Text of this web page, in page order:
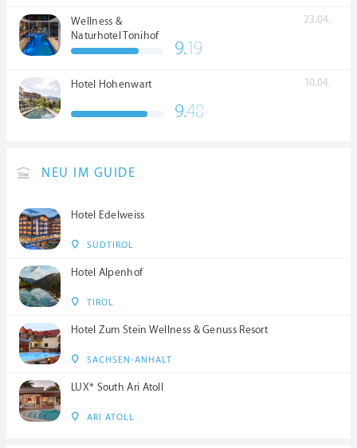
Wellness &
Naturhotel Tonihof
****S
23.04.
9.19
Hotel Hohenwart 10.04.
9.48
NEU IM GUIDE
Hotel Edelweiss
SÜDTIROL
Hotel Alpenhof
TIROL
Hotel Zum Stein Wellness & Genuss Resort
SACHSEN-ANHALT
LUX* South Ari Atoll
ARI ATOLL